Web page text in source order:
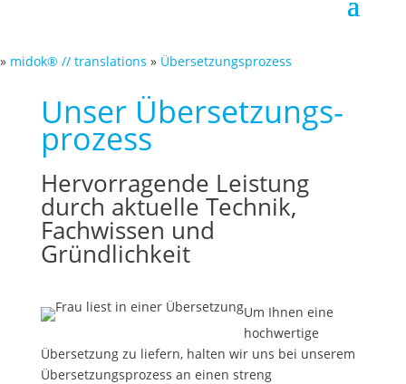
» midok® // translations » Übersetzungsprozess
Unser Übersetzungs­
prozess
Hervorragende Leistung
durch aktuelle Technik,
Fachwissen und
Gründlichkeit
Um Ihnen eine
hochwertige
Übersetzung zu liefern, halten wir uns bei unserem
Übersetzungsprozess an einen streng